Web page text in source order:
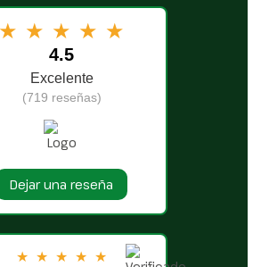
★ ★ ★ ★ ★
4.5
Excelente
(719 reseñas)
Dejar una reseña
★ ★ ★ ★ ★